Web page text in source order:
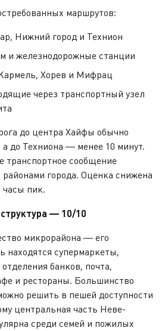
маршрутов:
Нижний город и Технион
и железнодорожные станции
Хорев и Мифрац
через транспортный узел
до центра Хайфы обычно
а до Техниона — менее 10 минут.
транспортное сообщение
города. Оценка снижена
часы пик.
— 10/10
микрорайона — его
находятся супермаркеты,
банков, почта,
и рестораны. Большинство
решить в пешей доступности
центральная часть Неве-
среди семей и пожилых